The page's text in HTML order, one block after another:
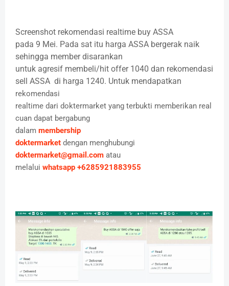
Screenshot rekomendasi realtime buy ASSA
pada 9 Mei. Pada sat itu harga ASSA bergerak naik
sehingga member disarankan
untuk agresif membeli/hit offer 1040 dan rekomendasi
sell ASSA di harga 1240. Untuk mendapatkan
rekomendasi
realtime dari doktermarket yang terbukti memberikan real
cuan dapat bergabung
dalam membership
doktermarket dengan menghubungi
doktermarket@gmail.com atau
melalui whatsapp +6285921883955